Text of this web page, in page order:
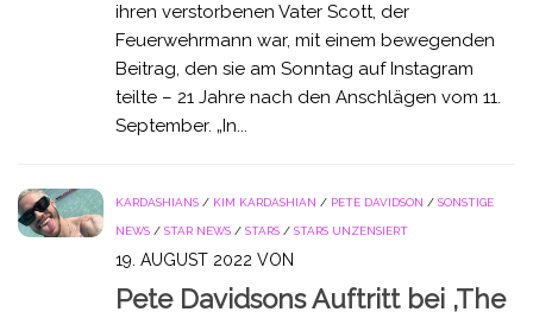
ihren verstorbenen Vater Scott, der
Feuerwehrmann war, mit einem bewegenden
Beitrag, den sie am Sonntag auf Instagram
teilte – 21 Jahre nach den Anschlägen vom 11.
September. „In...
KARDASHIANS / KIM KARDASHIAN / PETE DAVIDSON / SONSTIGE
NEWS / STAR NEWS / STARS / STARS UNZENSIERT
19. AUGUST 2022 VON
Pete Davidsons Auftritt bei ‚The